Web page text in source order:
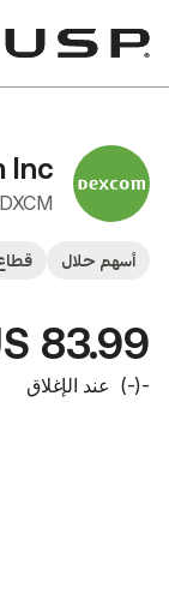
Dexcom
الرعاية الصحية